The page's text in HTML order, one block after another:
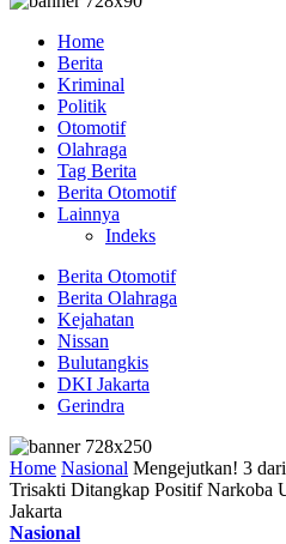
Home
Berita
Kriminal
Politik
Otomotif
Olahraga
Tag Berita
Berita Otomotif
Lainnya
Indeks
Berita Otomotif
Berita Olahraga
Kejahatan
Nissan
Bulutangkis
DKI Jakarta
Gerindra
Home Nasional Mengejutkan! 3
Trisakti Ditangkap Positif Narkoba
Jakarta
Nasional